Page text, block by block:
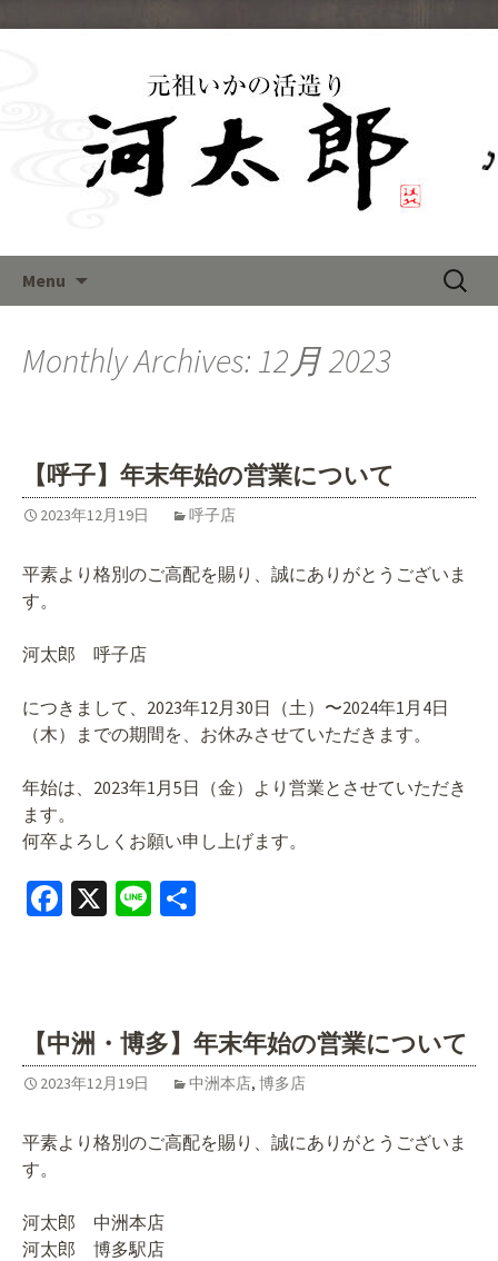
福岡で呼子のイカの活き造りを
味わえる「河太郎」のブログ
Menu
検
索:
Monthly Archives: 12月 2023
【呼子】年末年始の営業について
2023年12月19日 呼子店
平素より格別のご高配を賜り、誠にありがとうございま
す。
河太郎 呼子店
につきまして、2023年12月30日（土）〜2024年1月4日
（木）までの期間を、お休みさせていただきます。
年始は、2023年1月5日（金）より営業とさせていただき
ます。
何卒よろしくお願い申し上げます。
Fa
o
k
X
Li
【中洲・博多】年末年始の営業について
2023年12月19日 中洲本店, 博多店
平素より格別のご高配を賜り、誠にありがとうございま
す。
河太郎 中洲本店
河太郎 博多駅店